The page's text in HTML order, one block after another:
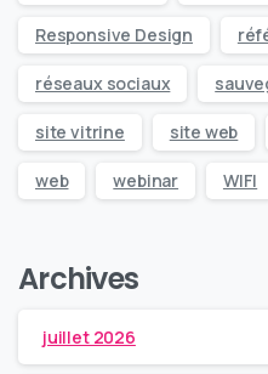
Responsive Design
réseaux sociaux
site vitrine site web
web webinar WIFI
Archives
juillet 2026